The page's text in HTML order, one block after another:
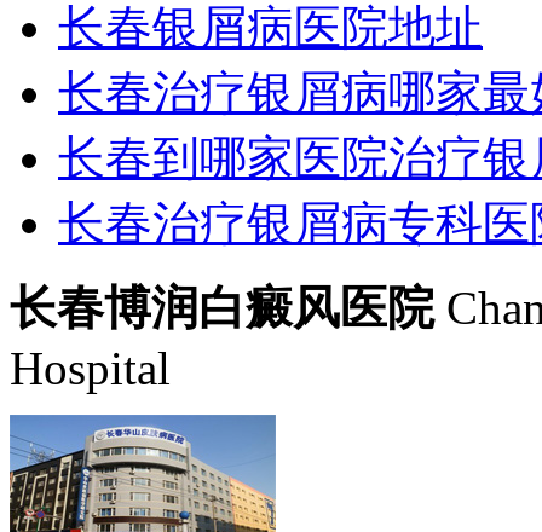
长春银屑病医院地址
长春治疗银屑病哪家最
长春到哪家医院治疗银
长春治疗银屑病专科
长春博润白癜风医院
Hospital